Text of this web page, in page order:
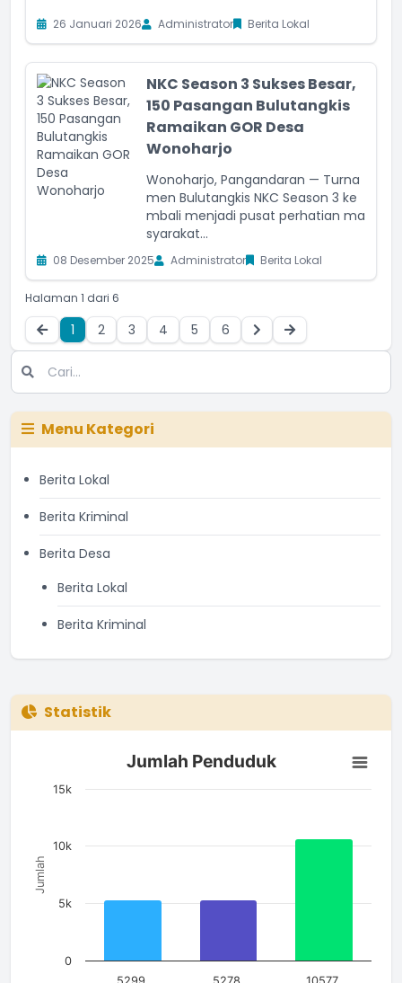
26 Januari 2026 Administrator Berita Lokal
NKC Season 3 Sukses Besar,
150 Pasangan Bulutangkis
Ramaikan GOR Desa
Wonoharjo
Wonoharjo, Pangandaran — Turna
men Bulutangkis NKC Season 3 ke
mbali menjadi pusat perhatian ma
syarakat...
08 Desember 2025 Administrator Berita Lokal
Halaman 1 dari 6
1 2 3 4 5 6
Menu Kategori
Berita Lokal
Berita Kriminal
Berita Desa
Berita Lokal
Berita Kriminal
Statistik
Jumlah Penduduk
Bar chart with 3 bars.
The chart has 1 X axis displaying categories.
Jumlah
Jumlah Penduduk
0
5k
10k
15k